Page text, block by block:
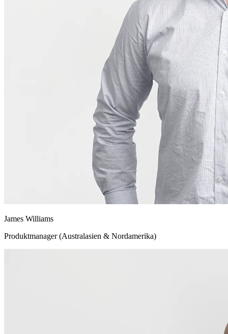
James Williams
Produktmanager (Australasien & Nordamerika)